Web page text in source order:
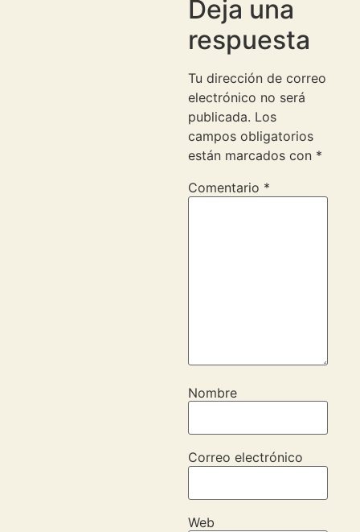
Deja una
respuesta
Tu dirección de correo
electrónico no será
publicada. Los
campos obligatorios
están marcados con *
Comentario *
Nombre
Correo electrónico
Web